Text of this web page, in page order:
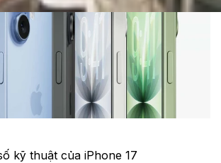
kỹ thuật của iPhone 17